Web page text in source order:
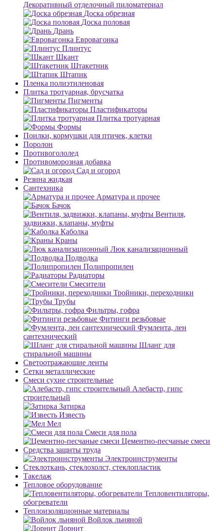
Декоративный отделочный пиломатериал
Доска обрезная
Доска половая
Дрань
Евровагонка
Плинтус
Шкант
Штакетник
Штапик
Пленка полиэтиленовая
Плитка тротуарная, брусчатка
Пигменты
Пластификаторы
Плитка тротуарная
Формы
Поилки, кормушки для птичек, клетки
Поролон
Противогололед
Противоморозная добавка
Сад и огород
Резина жидкая
Сантехника
Арматура и прочее
Бачок
Вентиля,
задвижки, клапаны, муфты
Каболка
Краны
Люк канализационный
Подводка
Полипропилен
Радиаторы
Смесители
Тройники, переходники
Трубы
Фильтры, гофра
Фитинги резьбовые
Фумлента, лен
сантехнический
Шланг для
стиральной машины
Светоотражающие ленты
Сетки металлические
Смеси сухие строительные
Алебастр, гипс
строительный
Затирка
Известь
Мел
Смеси для пола
Цементно-песчаные смеси
Средства защиты труда
Электроинструменты
Стеклоткань, стеклохолст, стеклопластик
Такелаж
Тепловое оборудование
Тепловентиляторы,
обогреватели
Теплоизоляционные материалы
Войлок льняной
Дорнит